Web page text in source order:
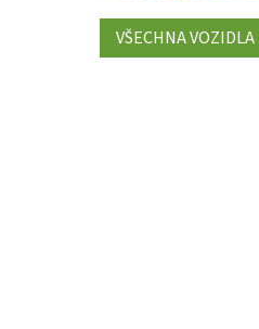
VŠECHNA VOZIDLA